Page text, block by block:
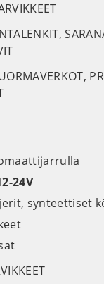
24V
synteettiset